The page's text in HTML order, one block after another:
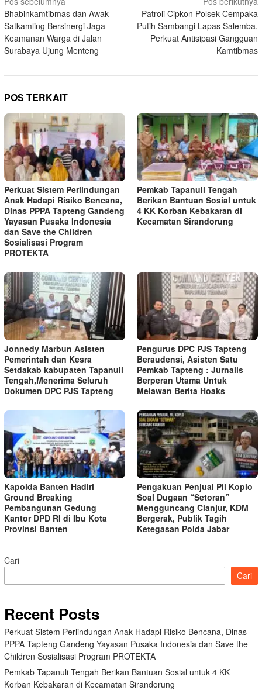
pos
Bhabinkamtibmas dan Awak
Satkamling Bersinergi Jaga
Keamanan Warga di Jalan
Surabaya Ujung Menteng
Patroli Cipkon Polsek Cempaka
Putih Sambangi Lapas Salemba,
Perkuat Antisipasi Gangguan
Kamtibmas
POS TERKAIT
Perkuat Sistem Perlindungan
Anak Hadapi Risiko Bencana,
Dinas PPPA Tapteng Gandeng
Yayasan Pusaka Indonesia
dan Save the Children
Sosialisasi Program
PROTEKTA
Pemkab Tapanuli Tengah
Berikan Bantuan Sosial untuk
4 KK Korban Kebakaran di
Kecamatan Sirandorung
Jonnedy Marbun Asisten
Pemerintah dan Kesra
Setdakab kabupaten Tapanuli
Tengah,Menerima Seluruh
Dokumen DPC PJS Tapteng
Pengurus DPC PJS Tapteng
Beraudensi, Asisten Satu
Pemkab Tapteng : Jurnalis
Berperan Utama Untuk
Melawan Berita Hoaks
Kapolda Banten Hadiri
Ground Breaking
Pembangunan Gedung
Kantor DPD RI di Ibu Kota
Provinsi Banten
Pengakuan Penjual Pil Koplo
Soal Dugaan “Setoran”
Mengguncang Cianjur, KDM
Bergerak, Publik Tagih
Ketegasan Polda Jabar
Cari
Cari
Recent Posts
Perkuat Sistem Perlindungan Anak Hadapi Risiko Bencana, Dinas
PPPA Tapteng Gandeng Yayasan Pusaka Indonesia dan Save the
Children Sosialisasi Program PROTEKTA
Pemkab Tapanuli Tengah Berikan Bantuan Sosial untuk 4 KK
Korban Kebakaran di Kecamatan Sirandorung